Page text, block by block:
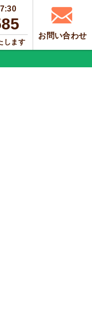
します
お問い合わせ